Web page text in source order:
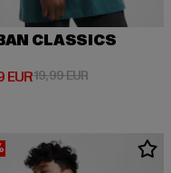
CLASSICS
EUR Preis: 12,99 EUR
19,99 EURAktionspreis: